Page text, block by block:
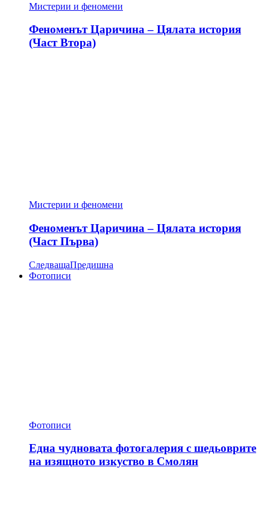
Мистерии и феномени
Феноменът Царичина – Цялата история
(Част Втора)
Мистерии и феномени
Феноменът Царичина – Цялата история
(Част Първа)
СледващаПредишна
Фотописи
Фотописи
Една чудновата фотогалерия с шедьоврите
на изящното изкуство в Смолян